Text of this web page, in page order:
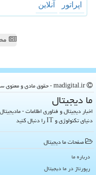
اپراتور
آنلاین
ما دیجیتال
اخبار دیجیتال و فناوری اطلاعات -
دنیای تکنولوژی و IT را دنبال کنید
صفحات ما دیجیتال
درباره ما
رپورتاژ در ما دیجیتال